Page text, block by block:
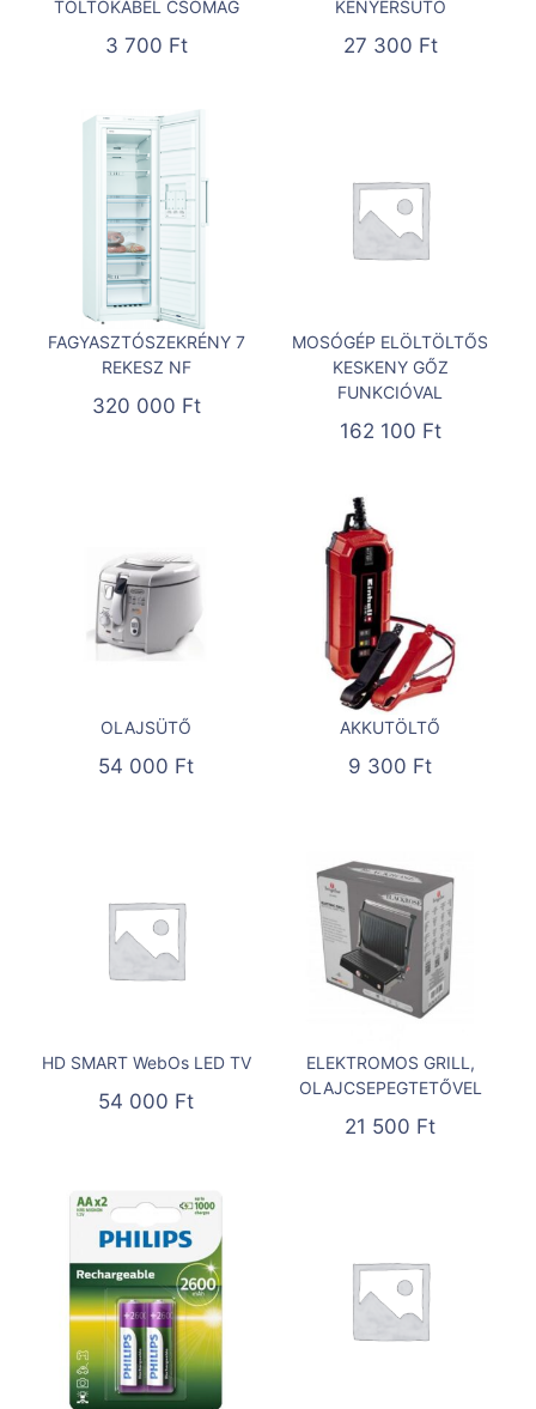
TÖLTŐKÁBEL CSOMAG
3 700 Ft
KENYÉRSÜTŐ
27 300 Ft
FAGYASZTÓSZEKRÉNY 7
REKESZ NF
320 000 Ft
MOSÓGÉP ELÖLTÖLTŐS
KESKENY GŐZ
FUNKCIÓVAL
162 100 Ft
OLAJSÜTŐ
54 000 Ft
AKKUTÖLTŐ
9 300 Ft
HD SMART WebOs LED TV
54 000 Ft
ELEKTROMOS GRILL,
OLAJCSEPEGTETŐVEL
21 500 Ft